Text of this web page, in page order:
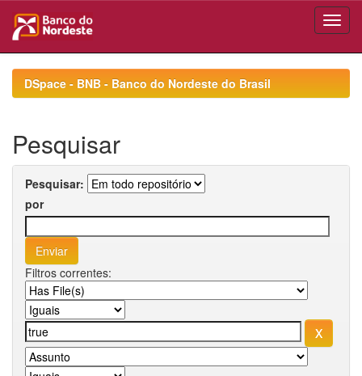
navigationDSpace - BNB - Banco do Nordeste do Brasil
Pesquisar
Pesquisar:
por
Filtros correntes: